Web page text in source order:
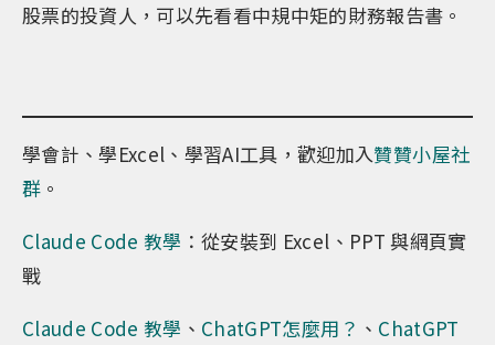
股票的投資人，可以先看看中規中矩的財務報告書。
學會計、學Excel、學習AI工具，歡迎加入贊贊小屋社
群 。
Claude Code 教學 ：從安裝到 Excel、PPT 與網頁實
戰
Claude Code 教學 、 ChatGPT怎麼用？ 、 ChatGPT